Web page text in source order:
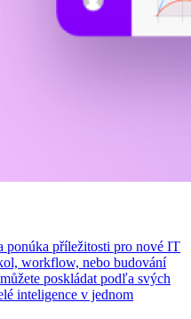
ponúka příležitosti pro nové IT
workflow, nebo budování
poskládat podľa svých
inteligence v jednom